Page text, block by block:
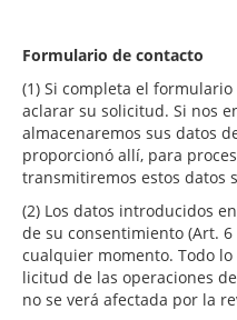
Formulario de contacto
(1) Si completa el
aclarar su solicitud. Si nos
almacenaremos sus datos
proporcionó allí, para
transmitiremos estos datos
(2) Los datos introducidos
de su consentimiento (Art.
cualquier momento. Todo
licitud de las operaciones
no se verá afectada por la